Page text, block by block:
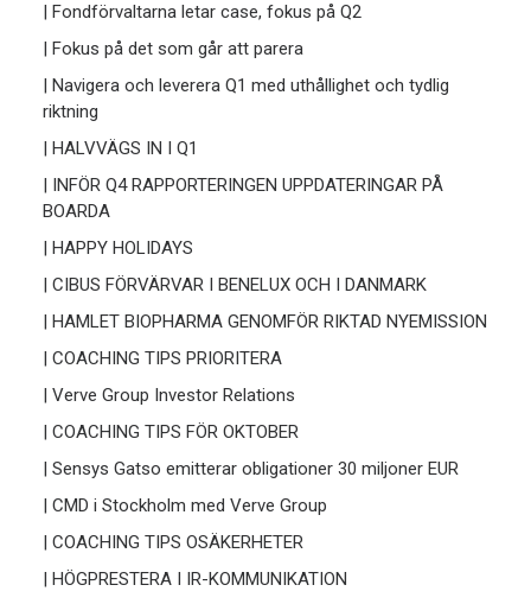
| Fondförvaltarna letar case, fokus på Q2
| Fokus på det som går att parera
| Navigera och leverera Q1 med uthållighet och tydlig
riktning
| HALVVÄGS IN I Q1
| INFÖR Q4 RAPPORTERINGEN UPPDATERINGAR PÅ
BOARDA
| HAPPY HOLIDAYS
| CIBUS FÖRVÄRVAR I BENELUX OCH I DANMARK
| HAMLET BIOPHARMA GENOMFÖR RIKTAD NYEMISSION
| COACHING TIPS PRIORITERA
| Verve Group Investor Relations
| COACHING TIPS FÖR OKTOBER
| Sensys Gatso emitterar obligationer 30 miljoner EUR
| CMD i Stockholm med Verve Group
| COACHING TIPS OSÄKERHETER
| HÖGPRESTERA I IR-KOMMUNIKATION